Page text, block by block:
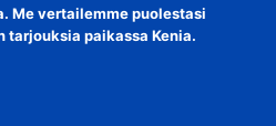
Me vertailemme puolestasi
paikassa Kenia.